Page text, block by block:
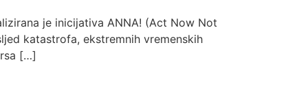
je inicijativa ANNA! (Act Now Not
katastrofa, ekstremnih vremenskih
[…]